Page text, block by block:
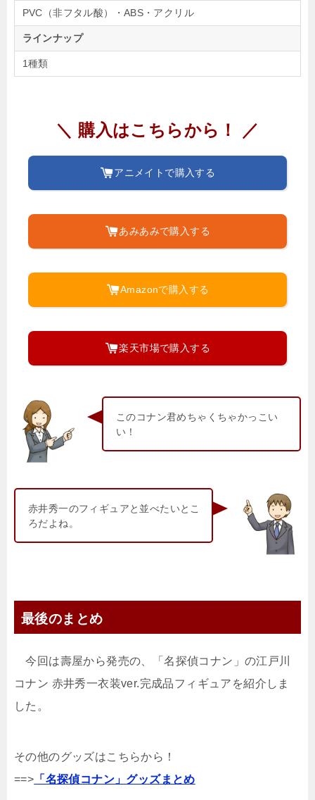
PVC（非フタル酸）・ABS・アクリル
ラインナップ
1種類
＼ 購入はこちらから！ ／
アニメイトで購入する
あみあみで購入する
Amazonで購入する
楽天市場で購入する
このコナン君めちゃくちゃかっこい
い！
赤井秀一のフィギュアと並べたいとこ
ろだよね。
最後のまとめ
今回は壽屋から発売の、「名探偵コナン」の江戸川
コナン 赤井秀一衣装ver.完成品フィギュアを紹介しま
した。
その他のグッズはこちらから！
==> 「名探偵コナン」グッズまとめ